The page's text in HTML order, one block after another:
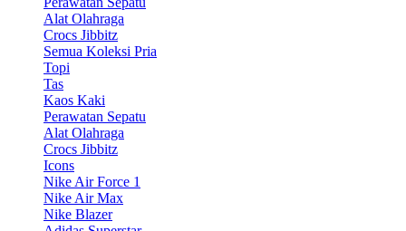
Alat Olahraga
Crocs Jibbitz
Semua Koleksi Pria
Topi
Tas
Kaos Kaki
Perawatan Sepatu
Alat Olahraga
Crocs Jibbitz
Icons
Nike Air Force 1
Nike Air Max
Nike Blazer